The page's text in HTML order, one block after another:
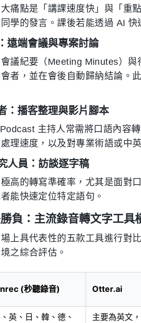
痛點是「講課速度快」與「重
學的發言。課後若能透過 AI
遠端會議與專案討論
議紀要（Meeting Minutes）
者，並在會後自動歸納結論。
：播客整理與影片腳本
主持人常需將口語內容
理速度，以及對專業術語或中
人員：訪談逐字稿
高的轉寫準確率，尤其是面對
能快速定位特定語句。
負：主流錄音轉文字工具
上具代表性的五款工具進行對
之綜合評估。
(秒聽錄音) Otter.ai
英、日、韓、德、
主要為英文